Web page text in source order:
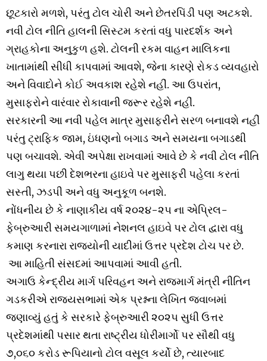
છૂટકારો મળશે, પરંતુ ટોલ ચોરી અને છેતરપિંડી પણ અટકશે.
નવી ટોલ નીતિ હાલની સિસ્ટમ કરતાં વધુ પારદર્શક અને
ગ્રાહકોના અનુકુળ હશે. ટોલની રકમ વાહન માલિકના
ખાતામાંથી સીધી કાપવામાં આવશે, જેના કારણે રોકડ વ્યવહારો
અને વિવાદોને કોઈ અવકાશ રહેશે નહીં. આ ઉપરાંત,
મુસાફરોને વારંવાર રોકાવાની જરૂર રહેશે નહીં.
સરકારની આ નવી પહેલ માત્ર મુસાફરીને સરળ બનાવશે નહીં
પરંતુ ટ્રાફિક જામ, ઇંધણનો બગાડ અને સમયના બગાડથી
પણ બચાવશે. એવી અપેક્ષા રાખવામાં આવે છે કે નવી ટોલ નીતિ
લાગુ થયા પછી દેશભરના હાઇવે પર મુસાફરી પહેલા કરતાં
સસ્તી, ઝડપી અને વધુ અનુકૂળ બનશે.
નોંધનીય છે કે નાણાકીય વર્ષ ૨૦૨૪-૨૫ ના એપ્રિલ-
ફેબ્રુઆરી સમયગાળામાં નેશનલ હાઇવે પર ટોલ દ્વારા વધુ
કમાણ કરનારા રાજ્યોની યાદીમાં ઉત્તર પ્રદેશ ટોચ પર છે.
આ માહિતી સંસદમાં આપવામાં આવી હતી.
અગાઉ કેન્દ્રીય માર્ગ પરિવહન અને રાજમાર્ગ મંત્રી નીતિન
ગડકરીએ રાજ્યસભામાં એક પ્રશ્નના લેખિત જવાબમાં
જણાવ્યું હતું કે સરકારે ફેબ્રુઆરી ૨૦૨૫ સુધી ઉત્તર
પ્રદેશમાંથી પસાર થતા રાષ્ટ્રીય ધોરીમાર્ગો પર સૌથી વધુ
૭,૦૬૦ કરોડ રૂપિયાનો ટોલ વસૂલ કર્યો છે, ત્યારબાદ